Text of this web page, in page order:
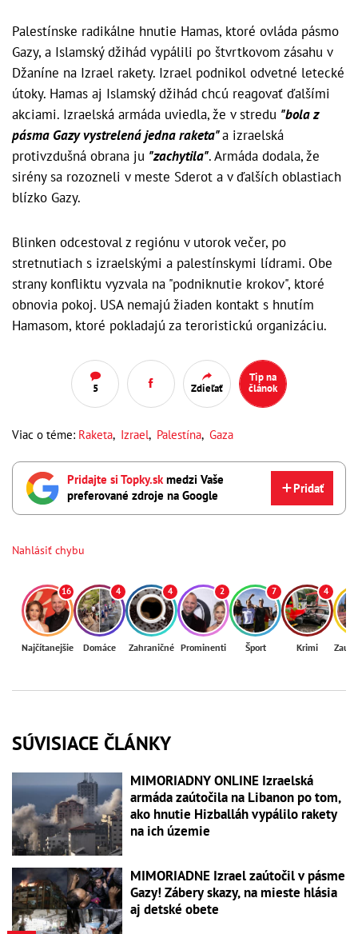
Palestínske radikálne hnutie Hamas, ktoré ovláda pásmo
Gazy, a Islamský džihád vypálili po štvrtkovom zásahu v
Džaníne na Izrael rakety. Izrael podnikol odvetné letecké
útoky. Hamas aj Islamský džihád chcú reagovať ďalšími
akciami. Izraelská armáda uviedla, že v stredu "bola z
pásma Gazy vystrelená jedna raketa"a izraelská
protivzdušná obrana ju "zachytila". Armáda dodala, že
sirény sa rozozneli v meste Sderot a v ďalších oblastiach
blízko Gazy.
Blinken odcestoval z regiónu v utorok večer, po
stretnutiach s izraelskými a palestínskymi lídrami. Obe
strany konfliktu vyzvala na "podniknutie krokov", ktoré
obnovia pokoj. USA nemajú žiaden kontakt s hnutím
Hamasom, ktoré pokladajú za teroristickú organizáciu.
5 Zdieľať
Tip na
článok
Viac o téme: Raketa, Izrael, Palestína, Gaza
Pridajte si Topky.skmedzi Vaše
preferované zdroje na Google
Pridať
Nahlásiť chybu
16
Najčítanejšie
4
Domáce
4
Zahraničné
2
Prominenti
7
Šport
4
Krimi
SÚVISIACE ČLÁNKY
MIMORIADNY ONLINE Izraelská
armáda zaútočila na Libanon po tom,
ako hnutie Hizballáh vypálilo rakety
na ich územie
MIMORIADNE Izrael zaútočil v pásme
Gazy! Zábery skazy, na mieste hlásia
aj detské obete